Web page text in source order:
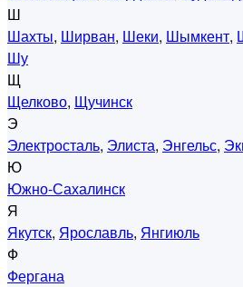
Ш
Шахты, Ширван, Шеки, Шымкент,
Шу
Щ
Щелково, Щучинск
Э
Электросталь, Элиста, Энгельс,
Ю
Южно-Сахалинск
Я
Якутск, Ярославль, Янгиюль
Ф
Фергана